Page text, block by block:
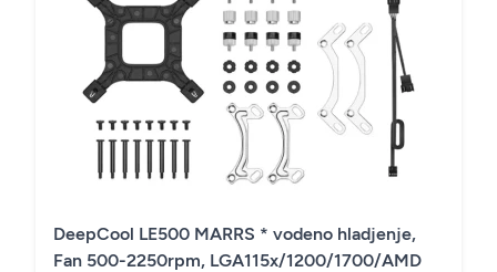
DeepCool LE500 MARRS * vodeno hladjenje,
Fan 500-2250rpm, LGA115x/1200/1700/AMD